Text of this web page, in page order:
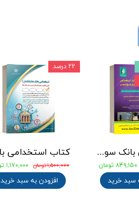
۱,۵۰۰,۰۰۰ تومان ۱,۱۷۰,۰۰۰ تومان
افزودن به سبد خرید
۲۲ درصد
جامع ترین بانک سوالات استخدامی مهندسی شیمی، پلیمر و پتروشیمی
۸۴۹,۱۵۰ تومان
سبد خرید